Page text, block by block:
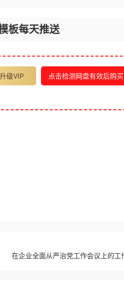
板每天推送
升级VIP 点击检测网盘有效后购买
在企业全面从严治党工作会议上的工